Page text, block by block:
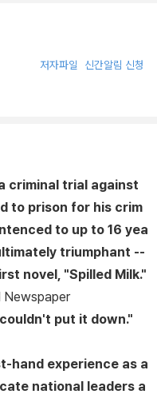
저자파일 신간알림 신청
criminal trial against
to prison for his crim
to up to 16 yea
triumphant --
novel, "Spilled Milk."
put it down."
hand experience as a
national leaders a